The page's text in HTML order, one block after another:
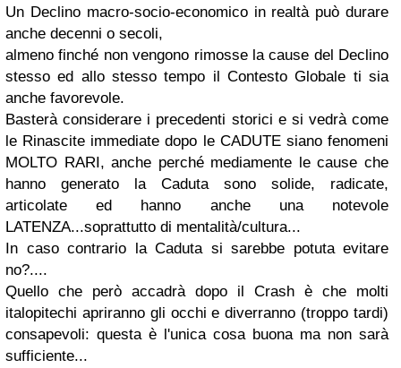
Un Declino macro-socio-economico in realtà può durare
anche decenni o secoli,
almeno finché non vengono rimosse la cause del Declino
stesso ed allo stesso tempo il Contesto Globale ti sia
anche favorevole.
Basterà considerare i precedenti storici e si vedrà come
le Rinascite immediate dopo le CADUTE siano fenomeni
MOLTO RARI, anche perché mediamente le cause che
hanno generato la Caduta sono solide, radicate,
articolate ed hanno anche una notevole
LATENZA...soprattutto di mentalità/cultura...
In caso contrario la Caduta si sarebbe potuta evitare
no?....
Quello che però accadrà dopo il Crash è che molti
italopitechi apriranno gli occhi e diverranno (troppo tardi)
consapevoli: questa è l'unica cosa buona ma non sarà
sufficiente...